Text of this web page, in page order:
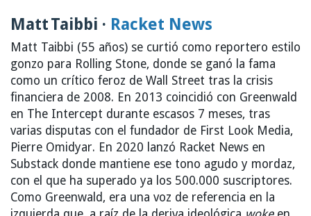
Matt Taibbi · Racket News
Matt Taibbi (55 años) se curtió como reportero estilo
gonzo para Rolling Stone, donde se ganó la fama
como un crítico feroz de Wall Street tras la crisis
financiera de 2008. En 2013 coincidió con Greenwald
en The Intercept durante escasos 7 meses, tras
varias disputas con el fundador de First Look Media,
Pierre Omidyar. En 2020 lanzó Racket News en
Substack donde mantiene ese tono agudo y mordaz,
con el que ha superado ya los 500.000 suscriptores.
Como Greenwald, era una voz de referencia en la